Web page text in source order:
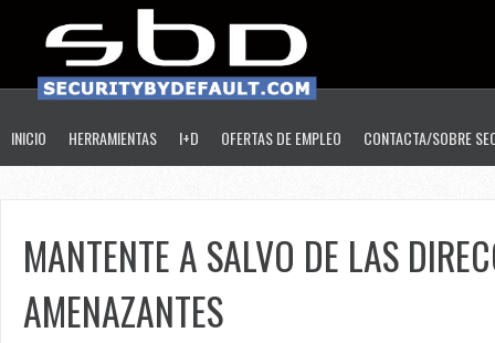
INICIO HERRAMIENTAS I+D OFERTAS DE EMPLEO CONTACTA/SOBRE
MANTENTE A SALVO DE LAS
AMENAZANTES